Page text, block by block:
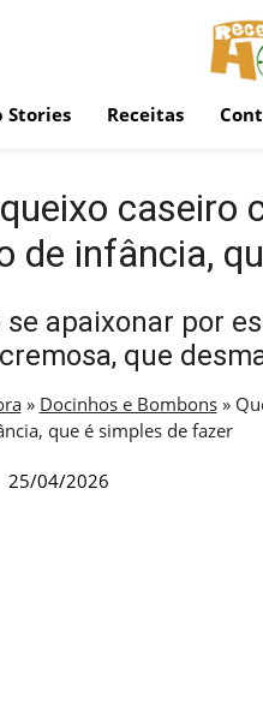
Stories Receitas
caseiro
de infância,
se apaixonar por
que
» Docinhos e Bombons»
que é simples de fazer
25/04/2026